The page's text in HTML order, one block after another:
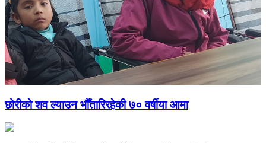
छोरीको शव ल्याउन भौँतारिरहेकी ७० वर्षीया आमा